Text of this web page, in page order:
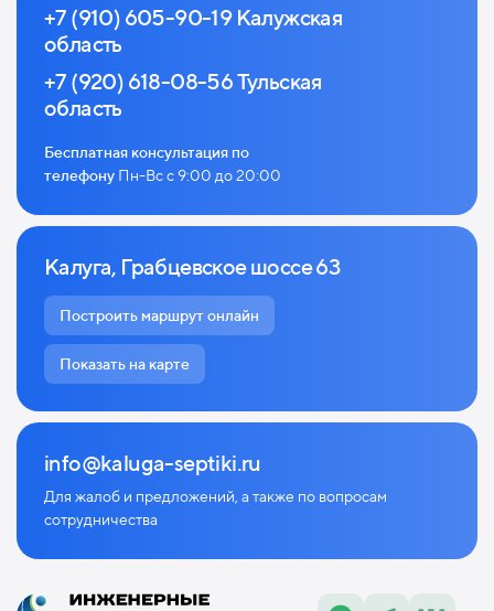
+7 (910) 605-90-19 Калужская
область
+7 (920) 618-08-56 Тульская
область
Бесплатная консультация по
телефону Пн-Вс с 9:00 до 20:00
Калуга, Грабцевское шоссе 63
Построить маршрут онлайн
Показать на карте
info@kaluga-septiki.ru
Для жалоб и предложений, а также по вопросам
сотрудничества